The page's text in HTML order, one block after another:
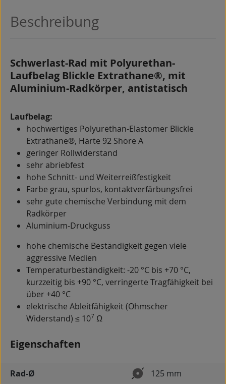
Beschreibung
Schwerlast-Rad mit Polyurethan-
Laufbelag Blickle Extrathane®, mit
Aluminium-Radkörper, antistatisch
Laufbelag:
hochwertiges Polyurethan-Elastomer Blickle
Extrathane®, Härte 92 Shore A
geringer Rollwiderstand
sehr abriebfest
hohe Schnitt- und Weiterreißfestigkeit
Farbe grau, spurlos, kontaktverfärbungsfrei
sehr gute chemische Verbindung mit dem
Radkörper
Aluminium-Druckguss
hohe chemische Beständigkeit gegen viele
aggressive Medien
Temperaturbeständigkeit: -20 °C bis +70 °C,
kurzzeitig bis +90 °C, verringerte Tragfähigkeit bei
über +40 °C
elektrische Ableitfähigkeit (Ohmscher
Widerstand) ≤ 107 Ω
Eigenschaften
Rad-Ø
125 mm